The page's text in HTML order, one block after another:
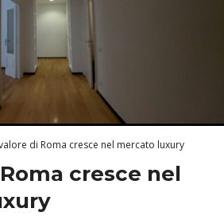
di Roma cresce nel mercato luxury
cresce nel